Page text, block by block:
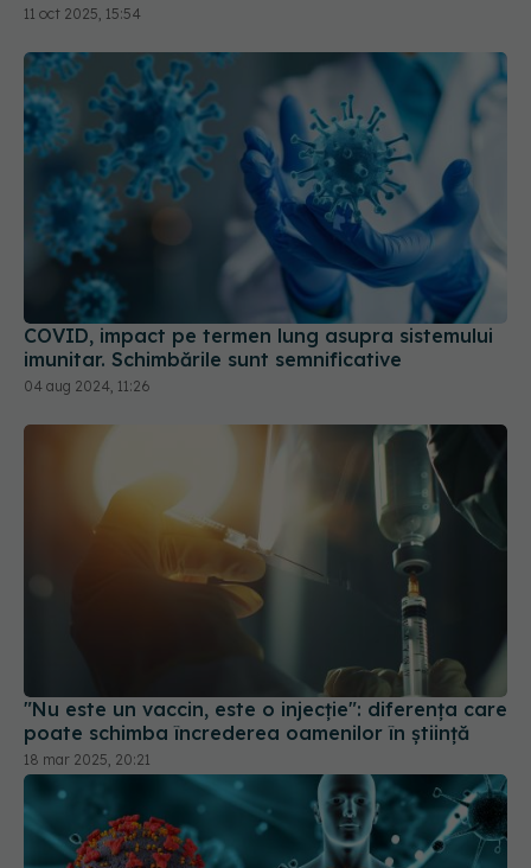
11 oct 2025, 15:54
COVID, impact pe termen lung asupra sistemului
imunitar. Schimbările sunt semnificative
04 aug 2024, 11:26
"Nu este un vaccin, este o injecție": diferența care
poate schimba încrederea oamenilor în știință
18 mar 2025, 20:21